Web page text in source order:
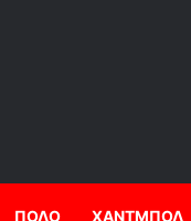
ΠΟΛΟ ΧΑΝΤΜΠΟΛ